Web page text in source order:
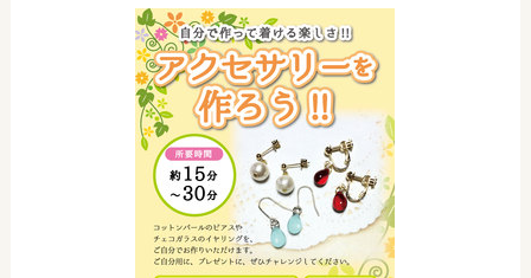
奈良健康ランド AIコンシェルジュです。
ご質問をお伺いします。